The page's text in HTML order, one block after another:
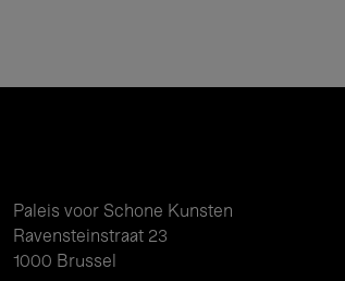
Paleis voor Schone Kunsten
Ravensteinstraat 23
1000 Brussel